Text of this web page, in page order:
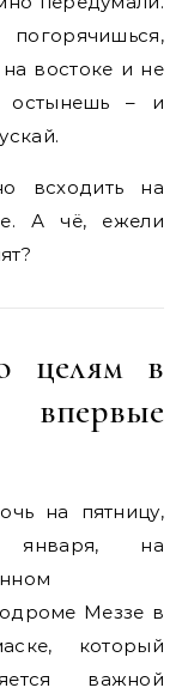
востоке и не
остынешь – и
всходить на
А чё, ежели
целям в
впервые
на пятницу,
января, на
Меззе в
который
важной